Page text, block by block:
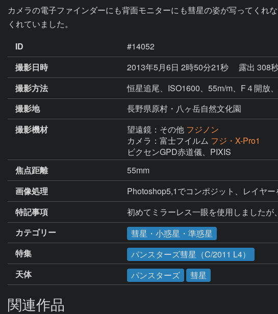
カメラの電子ファインダーにも背面モニターにも彗星の姿が写ってくれ
くれていました。
ID
#14052
撮影日時
2013年5月6日 2時50分21秒
露出 308
撮影方法
恒星追尾、ISO1600、55m/m、F４開放
撮影地
長野県原村・八ヶ岳自然文化園
撮影機材
望遠鏡：その他 フジノン
カメラ：富士フイルム フジ・X-Pro1
ビクセンGPD赤道儀、PIXIS
焦点距離
55mm
画像処理
Photoshop5,1でコンポジット、レイヤ
特記事項
初めてミラーレス一眼を使用しましたが
カテゴリー
彗星・小惑星・準惑星
特集
パンスターズ彗星（C/2011 L4）
天体
パンスターズ 彗星
関連作品